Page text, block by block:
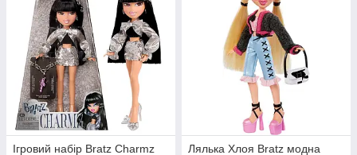
Ігровий набір Bratz Charmz Лялька Хлоя Bratz модна